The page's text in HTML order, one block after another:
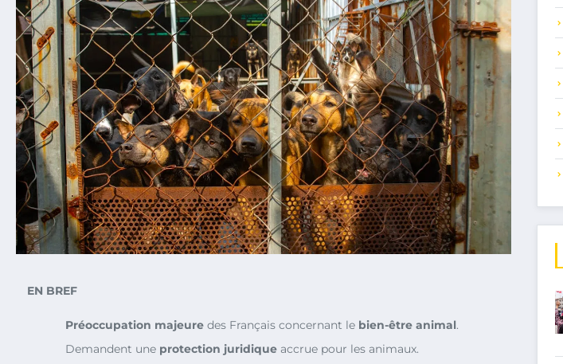
EN BREF
Préoccupation majeure des Français concernant le bien-être animal.
Demandent une protection juridique accrue pour les animaux.